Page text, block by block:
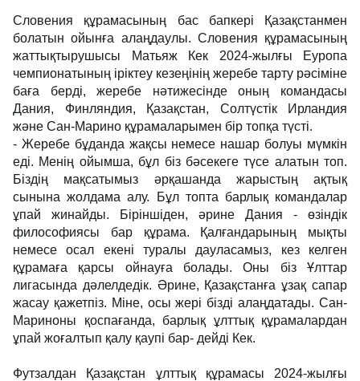
Словения құрамасының бас бапкері Қазақстанмен
болатын ойынға алаңдаулы. Словения құрамасының
жаттықтырушысы Матьяж Кек 2024-жылғы Еуропа
чемпионатының іріктеу кезеңінің жеребе тарту рәсіміне
баға берді, жеребе нәтижесінде оның командасы
Дания, Финляндия, Қазақстан, Солтүстік Ирландия
және Сан-Марино құрамаларымен бір топқа түсті.
- Жеребе бұданда жақсы немесе нашар болуы мүмкін
еді. Менің ойымша, бұл біз бәсекеге түсе алатын топ.
Біздің мақсатымыз әрқашанда жарыстың ақтық
сынына жолдама алу. Бұл топта барлық командалар
ұпай жинайды. Біріншіден, әрине Дания - өзіндік
философиясы бар құрама. Қалғандарының мықты
немесе осал екені туралы дауласамыз, кез келген
құрамаға қарсы ойнауға болады. Оны біз Ұлттар
лигасында дәлелдедік. Әрине, Қазақстанға ұзақ сапар
жасау қажетпіз. Міне, осы жері бізді алаңдатады. Сан-
Мариноны қоспағанда, барлық ұлттық құрамалардан
ұпай жоғалтып қалу қаупі бар- дейді Кек.
Футзалдан Қазақстан ұлттық құрамасы 2024-жылғы